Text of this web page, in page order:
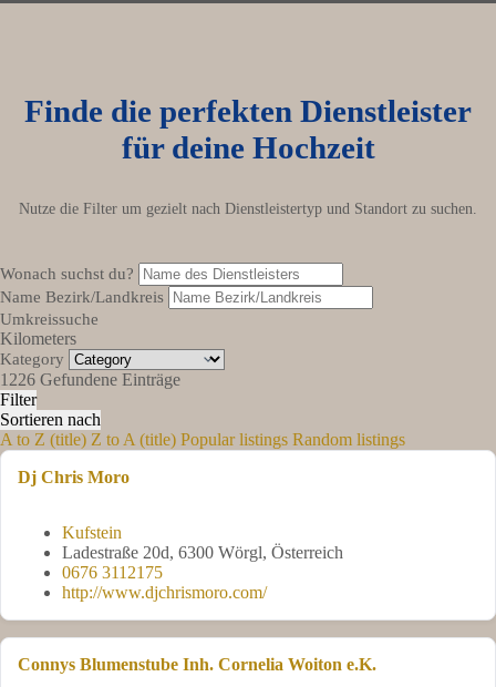
Finde die perfekten Dienstleister
für deine Hochzeit
Nutze die Filter um gezielt nach Dienstleistertyp und Standort zu suchen.
Wonach suchst du?
Name Bezirk/Landkreis
Umkreissuche
Kilometers
Kategory
1226 Gefundene Einträge
Filter
Sortieren nach
A to Z (title) Z to A (title) Popular listings Random listings
Dj Chris Moro
Kufstein
Ladestraße 20d, 6300 Wörgl, Österreich
0676 3112175
http://www.djchrismoro.com/
Connys Blumenstube Inh. Cornelia Woiton e.K.